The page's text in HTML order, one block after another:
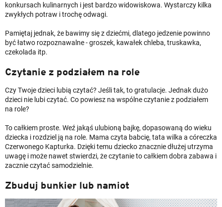
konkursach kulinarnych i jest bardzo widowiskowa. Wystarczy kilka
zwykłych potraw i trochę odwagi.
Pamiętaj jednak, że bawimy się z dziećmi, dlatego jedzenie powinno
być łatwo rozpoznawalne - groszek, kawałek chleba, truskawka,
czekolada itp.
Czytanie z podziałem na role
Czy Twoje dzieci lubią czytać? Jeśli tak, to gratulacje. Jednak dużo
dzieci nie lubi czytać. Co powiesz na wspólne czytanie z podziałem
na role?
To całkiem proste. Weź jakąś ulubioną bajkę, dopasowaną do wieku
dziecka i rozdziel ją na role. Mama czyta babcię, tata wilka a córeczka
Czerwonego Kapturka. Dzięki temu dziecko znacznie dłużej utrzyma
uwagę i może nawet stwierdzi, że czytanie to całkiem dobra zabawa i
zacznie czytać samodzielnie.
Zbuduj bunkier lub namiot